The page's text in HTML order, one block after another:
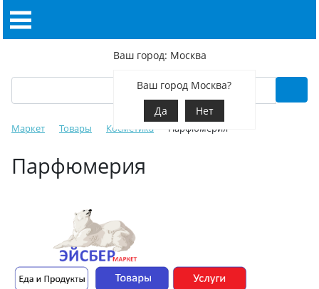
Ваш город: Москва
Ваш город Москва?
Да
Нет
Маркет Товары Косметика Парфюмерия
Парфюмерия